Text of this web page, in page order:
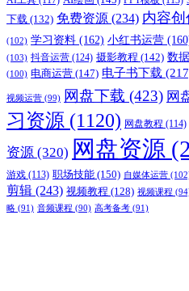
下载 (132) 免费资源 (234) 内容创
(102) 学习资料 (162) 小红书运营
(103) 抖音运营 (124) 摄影教程 (142) 数
(100) 电商运营 (147) 电子书下载
视频运营 (99) 网盘下载 (423) 网
习资源 (1120) 网盘教程 (114)
资源 (320) 网盘资源
游戏 (113) 职场技能 (150) 自媒体运营
剪辑 (243) 视频教程 (128) 视频课程
略 (91) 音频课程 (90) 高考备考 (91)